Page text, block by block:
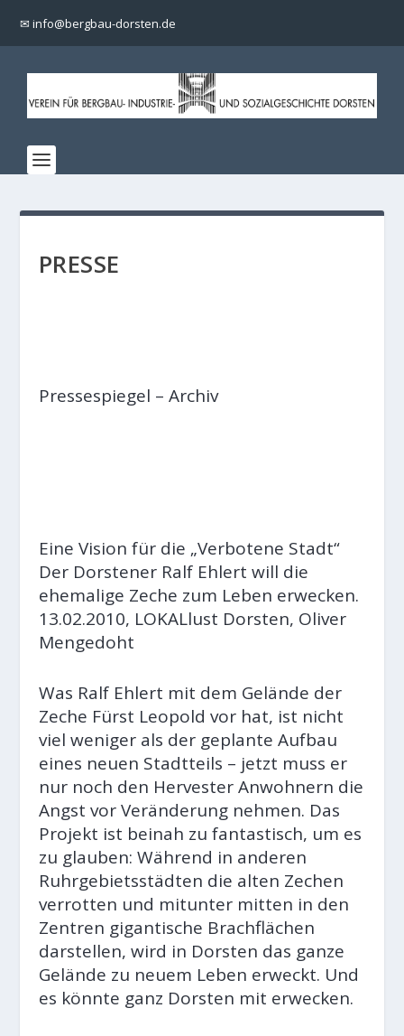
✉ info@bergbau-dorsten.de
PRESSE
Pressespiegel – Archiv
Eine Vision für die „Verbotene Stadt“
Der Dorstener Ralf Ehlert will die
ehemalige Zeche zum Leben erwecken.
13.02.2010, LOKALlust Dorsten, Oliver
Mengedoht
Was Ralf Ehlert mit dem Gelände der
Zeche Fürst Leopold vor hat, ist nicht
viel weniger als der geplante Aufbau
eines neuen Stadtteils – jetzt muss er
nur noch den Hervester Anwohnern die
Angst vor Veränderung nehmen. Das
Projekt ist beinah zu fantastisch, um es
zu glauben: Während in anderen
Ruhrgebietsstädten die alten Zechen
verrotten und mitunter mitten in den
Zentren gigantische Brachflächen
darstellen, wird in Dorsten das ganze
Gelände zu neuem Leben erweckt. Und
es könnte ganz Dorsten mit erwecken.